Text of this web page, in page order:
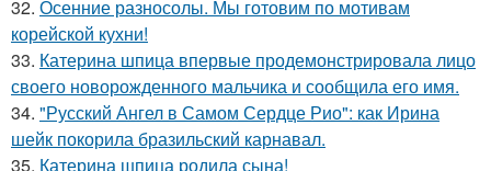
32. Осенние разносолы. Мы готовим по мотивам
корейской кухни!
33. Катерина шпица впервые продемонстрировала лицо
своего новорожденного мальчика и сообщила его имя.
34. "Русский Ангел в Самом Сердце Рио": как Ирина
шейк покорила бразильский карнавал.
35. Катерина шпица родила сына!